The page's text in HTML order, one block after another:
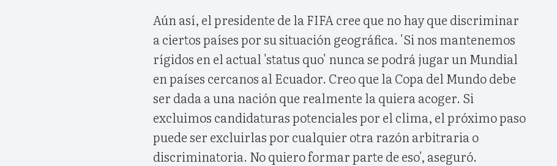
Aún así, el presidente de la FIFA cree que no hay que discriminar
a ciertos países por su situación geográfica. 'Si nos mantenemos
rígidos en el actual 'status quo' nunca se podrá jugar un Mundial
en países cercanos al Ecuador. Creo que la Copa del Mundo debe
ser dada a una nación que realmente la quiera acoger. Si
excluimos candidaturas potenciales por el clima, el próximo paso
puede ser excluirlas por cualquier otra razón arbitraria o
discriminatoria. No quiero formar parte de eso', aseguró.